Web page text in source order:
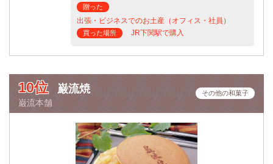
贈った
出張・ビジネスでのお土産（オフィス・社員）
買った場所 JR下関駅で購入
10位 巌流焼
巌流本舗
その他の和菓子